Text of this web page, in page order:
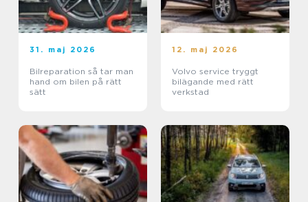
31. maj 2026
Bilreparation så tar man
hand om bilen på rätt
sätt
12. maj 2026
Volvo service tryggt
bilägande med rätt
verkstad